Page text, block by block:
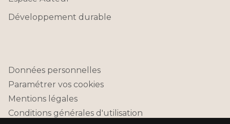
Développement durable
Données personnelles
Paramétrer vos cookies
Mentions légales
Conditions générales d'utilisation